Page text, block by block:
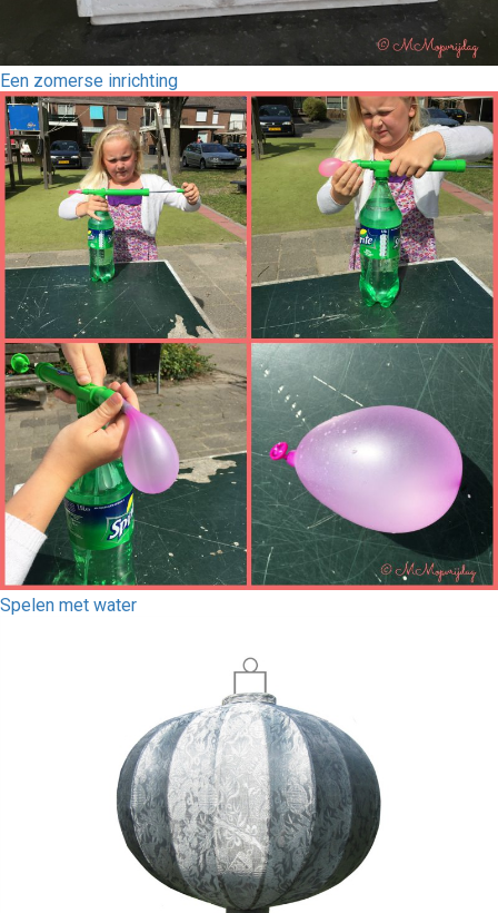
Een zomerse inrichting
Spelen met water